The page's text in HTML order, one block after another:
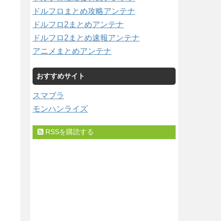
ドルフロまとめ攻略アンテナ
ドルフロ2まとめアンテナ
ドルフロ2まとめ速報アンテナ
アニメまとめアンテナ
おすすめサイト
スマブラ
モンハンライズ
RSSを購読する